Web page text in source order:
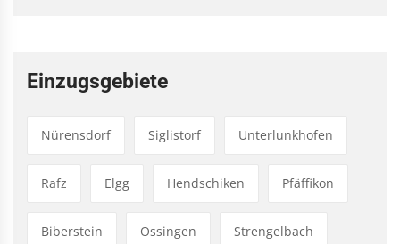
Einzugsgebiete
Nürensdorf Siglistorf Unterlunkhofen
Rafz Elgg Hendschiken Pfäffikon
Biberstein Ossingen Strengelbach